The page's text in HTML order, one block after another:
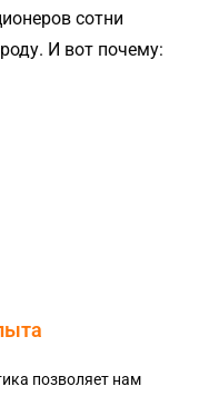
сотни
И вот почему:
позволяет нам